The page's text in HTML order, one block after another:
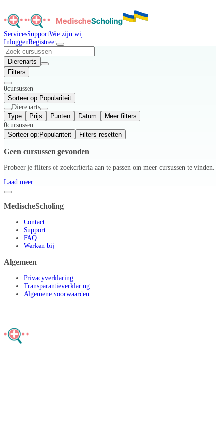
ServicesSupportWie zijn wij
InloggenRegistreer
Dierenarts
Filters
0cursussen
Sorteer op: Populariteit
Dierenarts
Type
Prijs Punten Datum
Meer filters
0cursussen
Sorteer op: Populariteit Filters resetten
Geen cursussen gevonden
Probeer je filters of zoekcriteria aan te passen om meer cursussen te vinden.
Laad meer
MedischeScholing
Contact
Support
FAQ
Werken bij
Algemeen
Privacyverklaring
Transparantieverklaring
Algemene voorwaarden